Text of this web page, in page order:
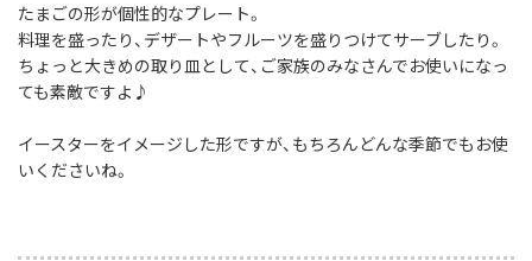
たまごの形が個性的なプレート。
料理を盛ったり、デザートやフルーツを盛りつけてサーブしたり。
ちょっと大きめの取り皿として、ご家族のみなさんでお使いになっ
ても素敵ですよ♪
イースターをイメージした形ですが、もちろんどんな季節でもお使
いくださいね。